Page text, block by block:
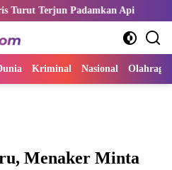
Padamkan Api Kemnaker
Kriminal Nasional Olahraga
Menaker Minta